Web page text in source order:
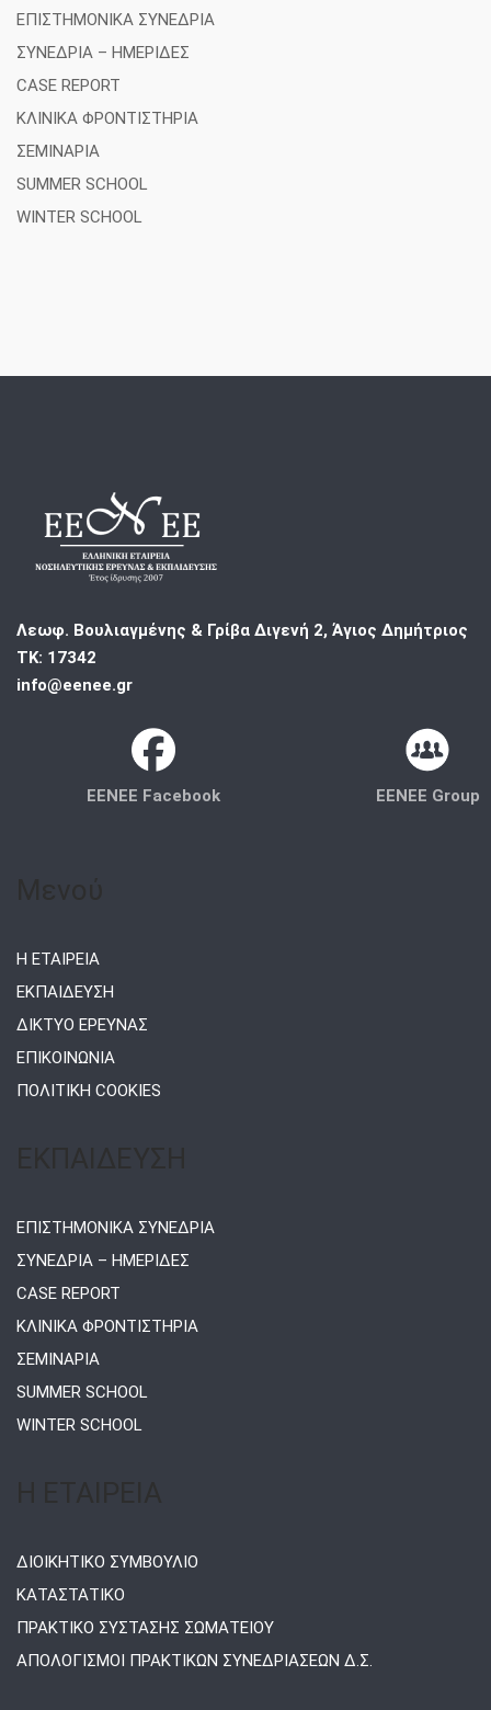
ΕΠΙΣΤΗΜΟΝΙΚΑ ΣΥΝΕΔΡΙΑ
ΣΥΝΕΔΡΙΑ – ΗΜΕΡΙΔΕΣ
CASE REPORT
ΚΛΙΝΙΚΑ ΦΡΟΝΤΙΣΤΗΡΙΑ
ΣΕΜΙΝΑΡΙΑ
SUMMER SCHOOL
WINTER SCHOOL
Λεωφ. Βουλιαγμένης & Γρίβα Διγενή 2, Άγιος Δημήτριος
ΤΚ: 17342
info@eenee.gr
EENEE Facebook EENEE Group
Η ΕΤΑΙΡΕΙΑ
ΕΚΠΑΙΔΕΥΣΗ
ΔΙΚΤΥΟ ΕΡΕΥΝΑΣ
ΕΠΙΚΟΙΝΩΝΙΑ
ΠΟΛΙΤΙΚΗ COOKIES
ΕΠΙΣΤΗΜΟΝΙΚΑ ΣΥΝΕΔΡΙΑ
ΣΥΝΕΔΡΙΑ – ΗΜΕΡΙΔΕΣ
CASE REPORT
ΚΛΙΝΙΚΑ ΦΡΟΝΤΙΣΤΗΡΙΑ
ΣΕΜΙΝΑΡΙΑ
SUMMER SCHOOL
WINTER SCHOOL
ΔΙΟΙΚΗΤΙΚΟ ΣΥΜΒΟΥΛΙΟ
ΚΑΤΑΣΤΑΤΙΚΟ
ΠΡΑΚΤΙΚΟ ΣΥΣΤΑΣΗΣ ΣΩΜΑΤΕΙΟΥ
ΑΠΟΛΟΓΙΣΜΟΙ ΠΡΑΚΤΙΚΩΝ ΣΥΝΕΔΡΙΑΣΕΩΝ Δ.Σ.